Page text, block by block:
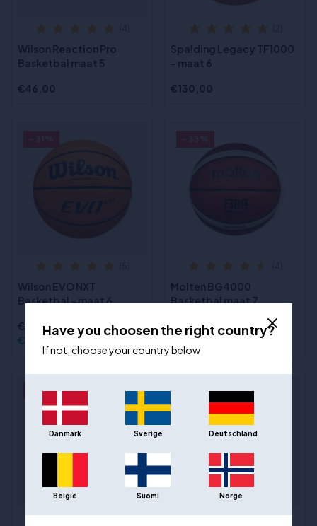
Wilson Reaction Pro
Basketbal maat 5
€46,00
Spalding Legacy TF1000
- maat 6
€130,00
Wilson EVO NXT
Basketbal - maat 6
€104,00
€72,00
Molten BG4000
Basketbal maat 7
€81,00
€54,00
- 18%
(5) (1)
Have you choosen the right country?
If not, choose your country below
Danmark Sverige Deutschland
België Suomi Norge